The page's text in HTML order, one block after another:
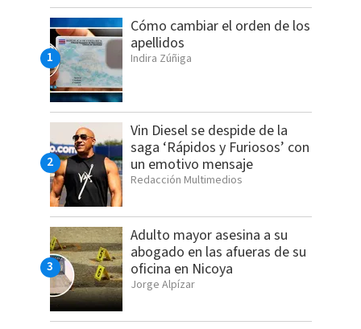
Cómo cambiar el orden de los
apellidos
Indira Zúñiga
Vin Diesel se despide de la
saga ‘Rápidos y Furiosos’ con
un emotivo mensaje
Redacción Multimedios
Adulto mayor asesina a su
abogado en las afueras de su
oficina en Nicoya
Jorge Alpízar